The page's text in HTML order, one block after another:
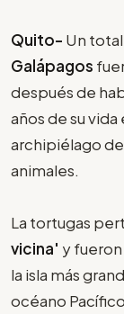
Quito- Un
Galápagos
después de
años de su
archipiélago
animales.
La tortugas
vicina' y
la isla más
océano